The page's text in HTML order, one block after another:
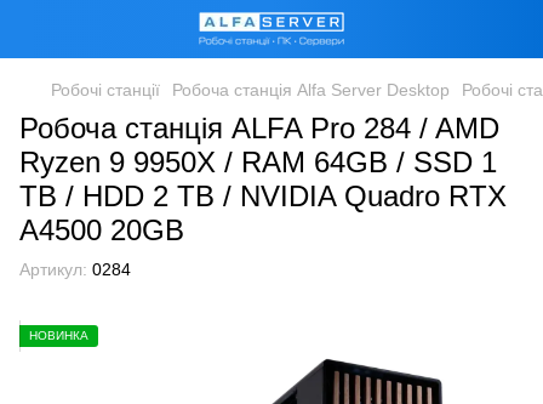
Робочі станції Робоча станція Alfa Server Desktop Робочі
Робоча станція ALFA Pro 284 / AMD
Ryzen 9 9950X / RAM 64GB / SSD 1
TB / HDD 2 TB / NVIDIA Quadro RTX
A4500 20GB
Артикул: 0284
НОВИНКА